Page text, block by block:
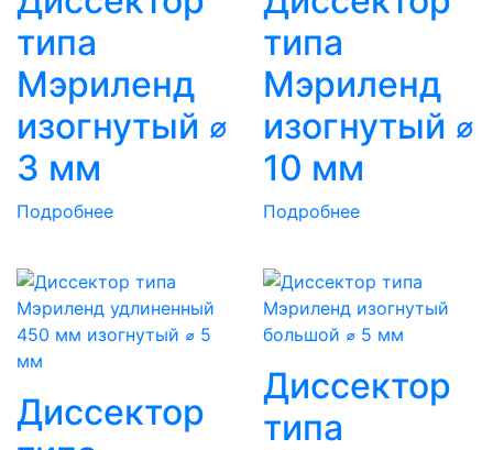
типа
Мэриленд
изогнутый ⌀
3 мм
Подробнее
типа
Мэриленд
изогнутый ⌀
10 мм
Подробнее
Диссектор
Диссектор
типа